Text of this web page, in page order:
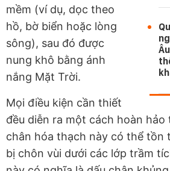
mềm (ví dụ, dọc theo
hồ, bờ biển hoặc lòng
sông), sau đó được
nung khô bằng ánh
nắng Mặt Trời.
Mọi điều kiện cần thiết
đều diễn ra một cách hoàn hảo
chân hóa thạch này có thể tồn
bị chôn vùi dưới các lớp trầm